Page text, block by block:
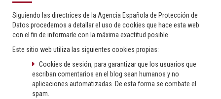
Siguiendo las directrices de la Agencia Española de Protección de
Datos procedemos a detallar el uso de cookies que hace esta web
con el fin de informarle con la máxima exactitud posible.
Este sitio web utiliza las siguientes cookies propias:
Cookies de sesión, para garantizar que los usuarios que
escriban comentarios en el blog sean humanos y no
aplicaciones automatizadas. De esta forma se combate el
spam.